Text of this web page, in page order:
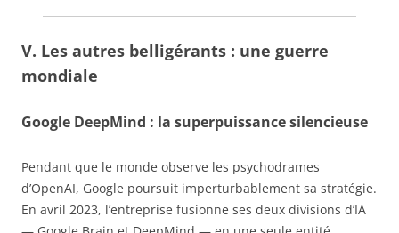
V. Les autres belligérants : une guerre
mondiale
Google DeepMind : la superpuissance silencieuse
Pendant que le monde observe les psychodrames
d’OpenAI, Google poursuit imperturbablement sa stratégie.
En avril 2023, l’entreprise fusionne ses deux divisions d’IA